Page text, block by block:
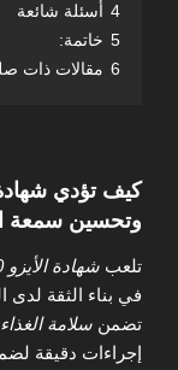
4 أسئلة شائعة
5 خاتمة:
6 مقالات ذات
وتحسين سمعة
تلعب شهادة الأيزو 22000 لشركات الأغذية الكبرى
في بناء الثقة لدى
تضمن سلامة الغذاء
إجراءات دقيقة